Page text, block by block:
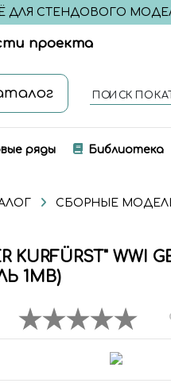
ДЛЯ СТЕНДОВОГО
проекта
ПОИСК ПО
ряды Библиотека
СБОРНЫЕ
KURFÜRST"
1МВ)